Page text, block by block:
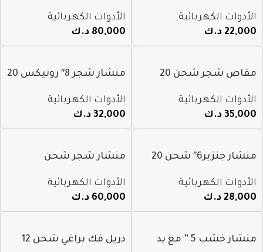
الأدوات الكهربائية
22,000 د.ك
الأدوات الكهربائية
80,000 د.ك
مقاص شجر شحن 20
الأدوات الكهربائية
35,000 د.ك
منشار شجر 8″ رونيكس 20
8658
الأدوات الكهربائية
32,000 د.ك
منشار جنزير6″ شحن 20
الأدوات الكهربائية
28,000 د.ك
منشار شجر شحن
موديل 8923
الأدوات الكهربائية
60,000 د.ك
منشار خشب 5 ” مع يد
دريل فك براغي شحن 12